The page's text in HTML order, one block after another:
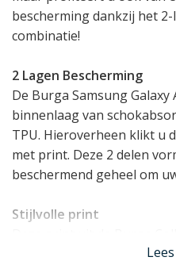
bescherming dankzij het 2-
combinatie!
2 Lagen Bescherming
De Burga Samsung
binnenlaag van
TPU. Hieroverheen klikt u
met print. Deze 2 delen
beschermend geheel om
Stijlvolle print
unieke uitstraling